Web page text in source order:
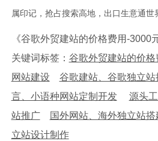
属印记，抢占搜索高地，出口生意通世
《谷歌外贸建站的价格费用-3000
关键词标签： 谷歌外贸建站的价格
网站建设
谷歌建站、谷歌独立站
言、小语种网站定制开发
源头
站推广
国外网站、海外独立站搭
立站设计制作